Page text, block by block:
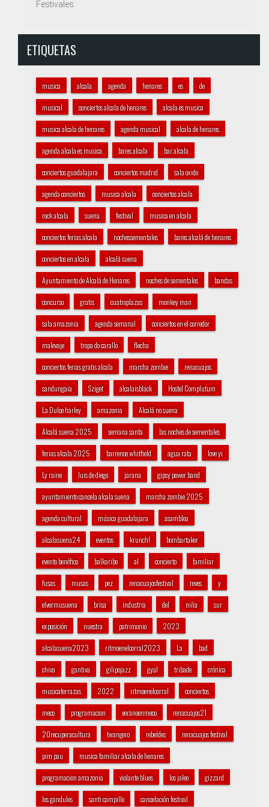
Festivales
ETIQUETAS
musica alcala agenda henares es de
musical conciertos alcala de henares alcala es musica
musica alcala de henares agenda musical alcala de henares
agenda alcala es musica bares alcala bar alcala
conciertos guadalajara conciertos madrid sala oxido
agenda conciertos musica alcala conciertos alcala
rock alcala suena festival musica en alcala
conciertos ferias alcala nochessementales bares alcalá de henares
conciertos en alcala alcalá suena
Ayuntamiento de Alcalá de Henares noches de sementales bandas
concurso gratis cuatroplazas monkey man
sala amazonia agenda semanal conciertos en el corredor
malevaje tropa do carallo flecha
conciertos ferias gratis alcala marcha zombie renacuajos
sandungaia Sziget alcalaisblack Hostel Complutum
La Dulce harley amazonia Alcalá no suena
Alcalá suena 2025 semana santa las noches de sementales
ferias alcala 2025 barrence whitfield agua rata love yi
Ly raine luis de diego jarana gipsy power band
ayuntamiento cancela alcala suena marcha zombie 2025
agenda cultural música guadalajara asamblea
alcalasuena24 eventos krunch! bombartaker
evento benéfico balkaribe al concierto familiar
fusas musas pez renacuajosfestival reves y
elvermusuena brisa industria del niña sur
exposición nuestra patrimonio 2023
alcalasuena2023 ritmoenelcorral2023 La bad
chiva gantiva gilipojazz gyal tribade crónica
musicaterrazas 2022 ritmoenelcorral conciertos
meco programacion veranoenmeco renacuajos21
20recuperacultura twangero rebeldes renacuajos festival
pim pau musica familiar alcala de henares
programacion amazonia violante blues los jaleo gizzard
los gandules santi campillo cancelación festival